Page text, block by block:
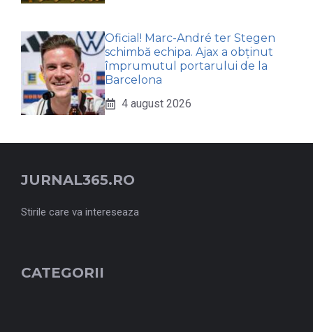
Oficial! Marc-André ter Stegen
schimbă echipa. Ajax a obținut
împrumutul portarului de la
Barcelona
4 august 2026
JURNAL365.RO
Stirile care va intereseaza
CATEGORII